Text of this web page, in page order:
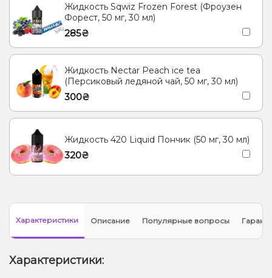
Жидкость Sqwiz Frozen Forest (Фроузен
Форест, 50 мг, 30 мл)
285₴
Жидкость Nectar Peach ice tea
(Персиковый ледяной чай, 50 мг, 30 мл)
300₴
Жидкость 420 Liquid Пончик (50 мг, 30 мл)
320₴
Характеристики Описание Популярные вопросы
Характеристики: